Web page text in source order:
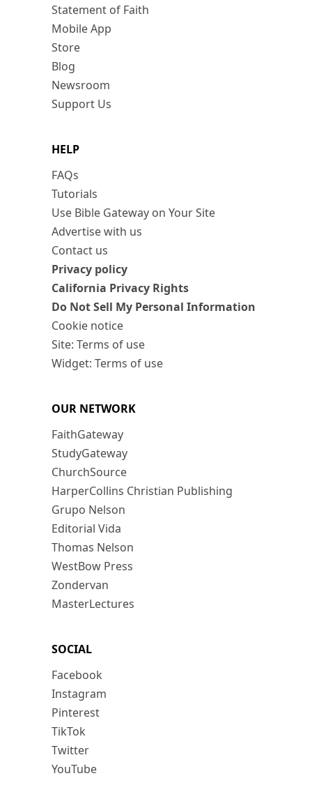
Statement of Faith
Mobile App
Store
Blog
Newsroom
Support Us
HELP
FAQs
Tutorials
Use Bible Gateway on Your Site
Advertise with us
Contact us
Privacy policy
California Privacy Rights
Do Not Sell My Personal Information
Cookie notice
Site: Terms of use
Widget: Terms of use
OUR NETWORK
FaithGateway
StudyGateway
ChurchSource
HarperCollins Christian Publishing
Grupo Nelson
Editorial Vida
Thomas Nelson
WestBow Press
Zondervan
MasterLectures
SOCIAL
Facebook
Instagram
Pinterest
TikTok
Twitter
YouTube